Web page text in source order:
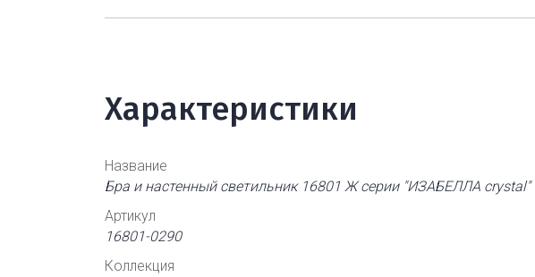
Характеристики
Название
Бра и настенный светильник 16801 Ж серии "ИЗАБЕЛЛА crystal"
Артикул
16801-0290
Коллекция